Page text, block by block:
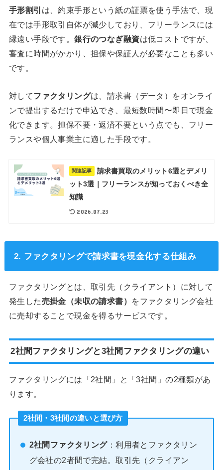
手形割引 は、約束手形という紙の証票を使う手法で、現
在では手形取引自体が減少しており、フリーランスには
縁遠い手段です。銀行のつなぎ融資は低コストですが、
審査に時間がかかり、担保や保証人が必要なことも多い
です。
対してファクタリングは、請求書（データ）をオンライ
ンで提出するだけで申込でき、最短数時間〜即日で現金
化できます。担保不要・返済不要という点でも、フリー
ランスや個人事業主に適した手段です。
関連記事
請求書買取のメリット6選とデメリ
ット3選｜フリーランスが知っておくべき全
知識
2026.07.23
2. ファクタリングで請求書を現金化する仕組み
ファクタリングとは、取引先（クライアント）に対して
発生した売掛金（未収の請求書）
をファクタリング会社
に売却することで現金を得るサービスです。
2社間ファクタリングと3社間ファクタリングの違い
ファクタリングには「2社間」と「3社間」の2種類があ
ります。
2社間・3社間の違いと選び方
2社間ファクタリング：利用者とファクタリン
グ会社の2者間で完結。取引先（クライアン